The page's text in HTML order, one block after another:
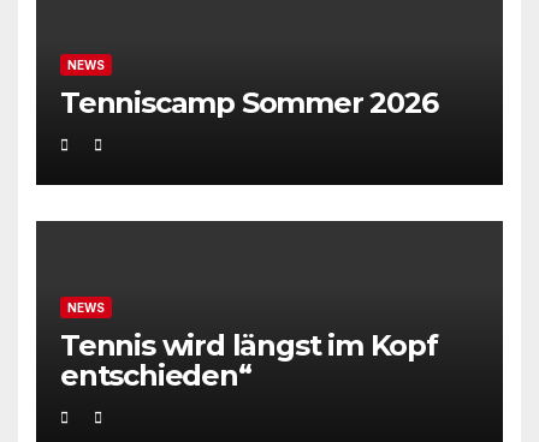
NEWS
Tenniscamp Sommer 2026
NEWS
Tennis wird längst im Kopf
entschieden“